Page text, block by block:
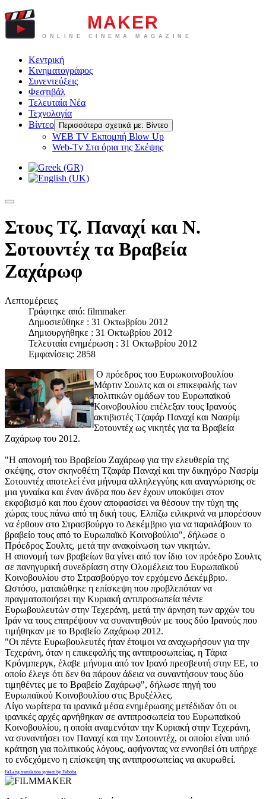
Κεντρική
Κινηματογράφος
Συνεντεύξεις
Φεστιβάλ
Τελευταία Νέα
Τεχνολογία
Βίντεο
Περισσότερα σχετικά με: Βίντεο
WEB TV Eκπομπή Blow Up
Web-Tv Στα όρια της Σκέψης
Στους Τζ. Παναχί και Ν.
Σοτουντέχ τα Βραβεία
Ζαχάρωφ
Λεπτομέρειες
Γράφτηκε από: filmmaker
Δημοσιεύθηκε : 31 Οκτωβρίου 2012
Δημιουργήθηκε : 31 Οκτωβρίου 2012
Τελευταία ενημέρωση : 31 Οκτωβρίου 2012
Εμφανίσεις: 2858
Ο πρόεδρος του Ευρωκοινοβουλίου
Μάρτιν Σουλτς και οι επικεφαλής των
πολιτικών ομάδων του Ευρωπαϊκού
Κοινοβουλίου επέλεξαν τους Ιρανούς
ακτιβιστές Τζαφάρ Παναχί και Νασρίμ
Σοτουντέχ ως νικητές για τα Βραβεία
Ζαχάρωφ του 2012.
"Η απονομή του Βραβείου Ζαχάρωφ για την ελευθερία της
σκέψης, στον σκηνοθέτη Τζαφάρ Παναχί και την δικηγόρο Νασρίμ
Σοτουντέχ αποτελεί ένα μήνυμα αλληλεγγύης και αναγνώρισης σε
μια γυναίκα και έναν άνδρα που δεν έχουν υποκύψει στον
εκφοβισμό και που έχουν αποφασίσει να θέσουν την τύχη της
χώρας τους πάνω από τη δική τους. Ελπίζω ειλικρινά να μπορέσουν
να έρθουν στο Στρασβούργο το Δεκέμβριο για να παραλάβουν το
βραβείο τους από το Ευρωπαϊκό Κοινοβούλιο", δήλωσε ο
Πρόεδρος Σουλτς, μετά την ανακοίνωση των νικητών.
Η απονομή των βραβείων θα γίνει από τον ίδιο τον πρόεδρο Σουλτς
σε πανηγυρική συνεδρίαση στην Ολομέλεια του Ευρωπαϊκού
Κοινοβουλίου στο Στρασβούργο τον ερχόμενο Δεκέμβριο.
Ωστόσο, ματαιώθηκε η επίσκεψη που προβλεπόταν να
πραγματοποιήσει την Κυριακή αντιπροσωπεία πέντε
Ευρωβουλευτών στην Τεχεράνη, μετά την άρνηση των αρχών του
Ιράν να τους επιτρέψουν να συναντηθούν με τους δύο Ιρανούς που
τιμήθηκαν με το Βραβείο Ζαχάρωφ 2012.
"Οι πέντε Ευρωβουλευτές ήταν έτοιμοι να αναχωρήσουν για την
Τεχεράνη, όταν η επικεφαλής της αντιπροσωπείας, η Τάρια
Κρόνμπεργκ, έλαβε μήνυμα από τον Ιρανό πρεσβευτή στην ΕΕ, το
οποίο έλεγε ότι δεν θα πάρουν άδεια να συναντήσουν τους δύο
τιμηθέντες με το Βραβείο Ζαχάρωφ", δήλωσε πηγή του
Ευρωπαϊκού Κοινοβουλίου στις Βρυξέλλες.
Λίγο νωρίτερα τα ιρανικά μέσα ενημέρωσης μετέδιδαν ότι οι
ιρανικές αρχές αρνήθηκαν σε αντιπροσωπεία του Ευρωπαϊκού
Κοινοβουλίου, η οποία αναμενόταν την Κυριακή στην Τεχεράνη,
να συναντήσει τον Παναχί και την Σοτουντέχ, οι οποίοι είναι υπό
κράτηση για πολιτικούς λόγους, αφήνοντας να εννοηθεί ότι υπήρχε
το ενδεχόμενο η επίσκεψη της αντιπροσωπείας να ακυρωθεί.
FaLang translation system by Faboba